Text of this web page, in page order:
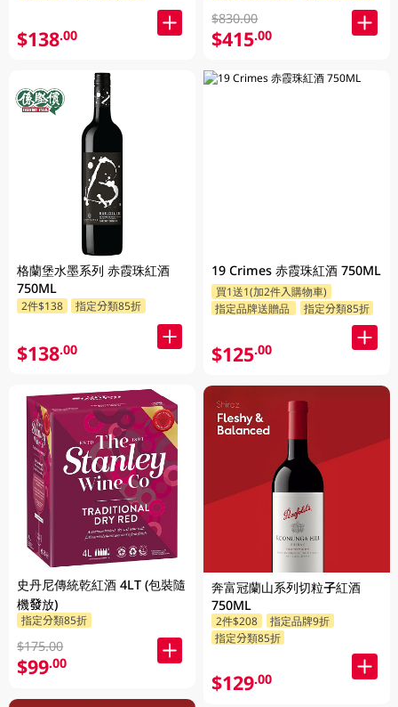
$138.00
格蘭堡水墨系列 赤霞珠紅酒
750ML
2件$138 指定分類85折
$138.00
史丹尼傳統乾紅酒 4LT (包裝隨
機發放)
指定分類85折
$175.00
$99.00
$830.00
$415.00
19 Crimes 赤霞珠紅酒 750ML
買1送1(加2件入購物車)
指定品牌送贈品
指定分類85折
$125.00
奔富冠蘭山系列切粒子紅酒
750ML
2件$208
指定品牌9折
指定分類85折
$129.00